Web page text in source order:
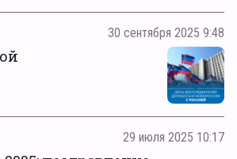
30 сентября 2025 9:48
29 июля 2025 10:17